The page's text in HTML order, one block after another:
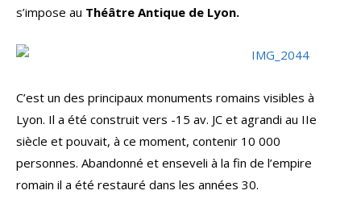
s’impose au Théâtre Antique de Lyon.
C’est un des principaux monuments romains visibles à
Lyon. Il a été construit vers -15 av. JC et agrandi au IIe
siècle et pouvait, à ce moment, contenir 10 000
personnes. Abandonné et enseveli à la fin de l’empire
romain il a été restauré dans les années 30.